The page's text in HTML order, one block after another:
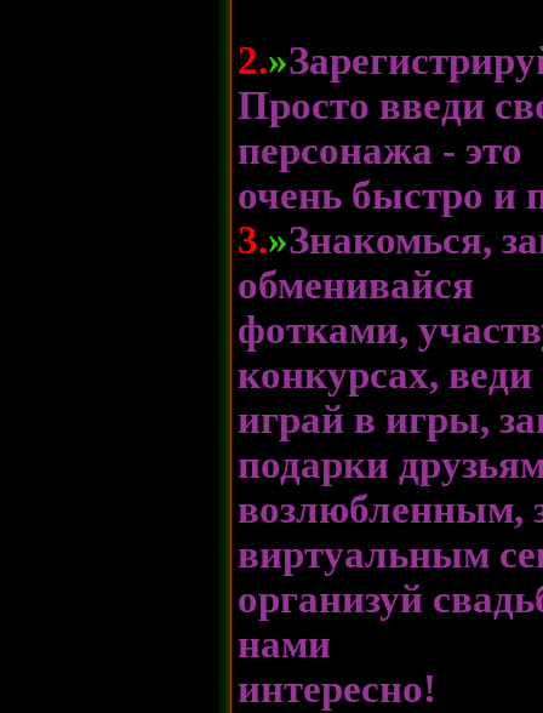
2.»
Просто введи
персонажа - это
очень быстро и
3.»Знакомься,
обменивайся
фотками,
конкурсах, веди
играй в игры,
подарки
возлюбленным,
виртуальным
организуй
нами
интересно!